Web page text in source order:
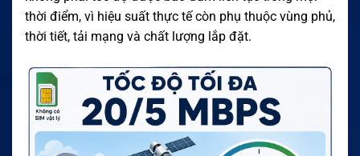
thời điểm, vì hiệu suất thực tế còn phụ thuộc vùng phủ,
thời tiết, tải mạng và chất lượng lắp đặt.